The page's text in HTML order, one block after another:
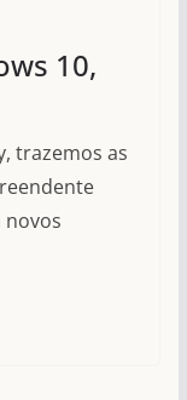
10,
trazemos as
novos